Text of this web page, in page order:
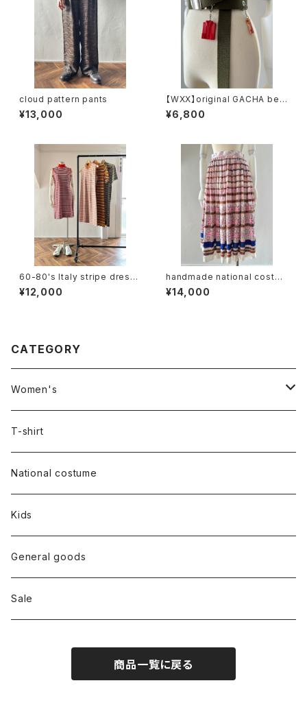
cloud pattern pants
¥13,000
【WXX】original GACHA belt
(khaki)
¥6,800
60-80's Italy stripe dress
(sleeve less / short sleev
e)
¥12,000
handmade national costu
me design skirt
¥14,000
CATEGORY
Women's
Outer
Dress
Tops
Bottoms
Shoes
T-shirt
National costume
Kids
General goods
Sale
商品一覧に戻る